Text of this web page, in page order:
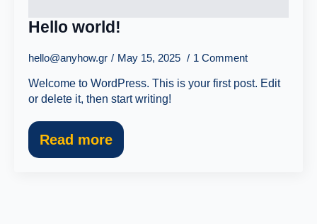
Hello world!
hello@anyhow.gr May 15, 2025 1 Comment
Welcome to WordPress. This is your first post. Edit
or delete it, then start writing!
Read more